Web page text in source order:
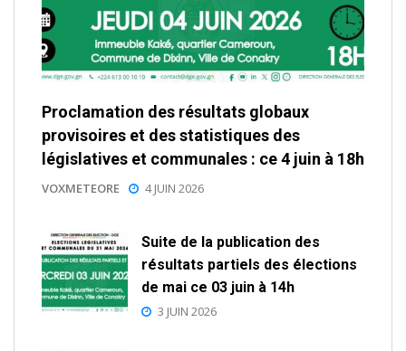
Proclamation des résultats globaux
provisoires et des statistiques des
législatives et communales : ce 4 juin à 18h
VOXMETEORE 4 JUIN 2026
Suite de la publication des
résultats partiels des élections
de mai ce 03 juin à 14h
3 JUIN 2026